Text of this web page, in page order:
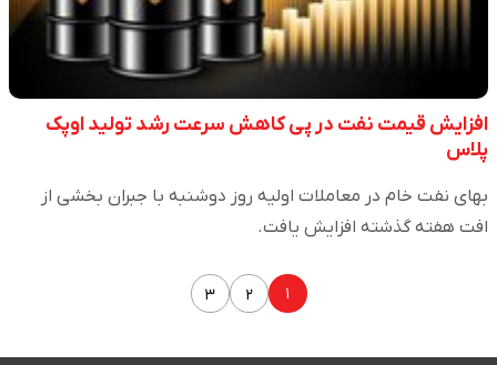
افزایش قیمت نفت در پی کاهش سرعت رشد تولید اوپک
پلاس
بهای نفت خام در معاملات اولیه روز دوشنبه با جبران بخشی از
افت هفته گذشته افزایش یافت.
۱ ۲ ۳